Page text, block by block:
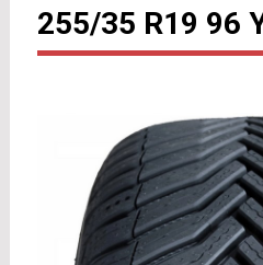
255/35 R19 96